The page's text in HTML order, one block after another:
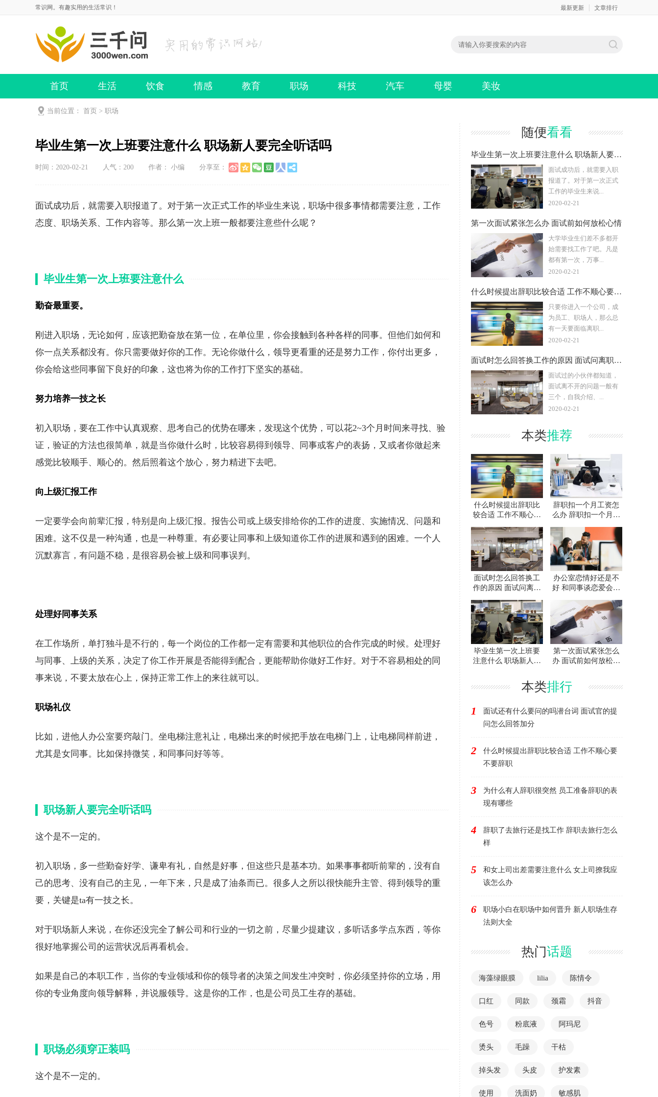
常识网。有趣实用的生活常识！ 最新更新 文章排行
首页 生活 饮食 情感 教育 职场 科技 汽车 母婴 美妆
当前位置： 首页 > 职场
毕业生第一次上班要注意什么 职场新人要完全听话吗
时间：2020-02-21 人气： 200 作者： 小编 分享至：
面试成功后，就需要入职报道了。对于第一次正式工作的毕业生来说，职场中很多事情都需要注意，工作
态度、职场关系、工作内容等。那么第一次上班一般都要注意些什么呢？
毕业生第一次上班要注意什么
勤奋最重要。
刚进入职场，无论如何，应该把勤奋放在第一位，在单位里，你会接触到各种各样的同事。但他们如何和
你一点关系都没有。你只需要做好你的工作。无论你做什么，领导更看重的还是努力工作，你付出更多，
你会给这些同事留下良好的印象，这也将为你的工作打下坚实的基础。
努力培养一技之长
初入职场，要在工作中认真观察、思考自己的优势在哪来，发现这个优势，可以花2~3个月时间来寻找、验
证，验证的方法也很简单，就是当你做什么时，比较容易得到领导、同事或客户的表扬，又或者你做起来
感觉比较顺手、顺心的。然后照着这个放心，努力精进下去吧。
向上级汇报工作
一定要学会向前辈汇报，特别是向上级汇报。报告公司或上级安排给你的工作的进度、实施情况、问题和
困难。这不仅是一种沟通，也是一种尊重。有必要让同事和上级知道你工作的进展和遇到的困难。一个人
沉默寡言，有问题不稳，是很容易会被上级和同事误判。
处理好同事关系
在工作场所，单打独斗是不行的，每一个岗位的工作都一定有需要和其他职位的合作完成的时候。处理好
与同事、上级的关系，决定了你工作开展是否能得到配合，更能帮助你做好工作好。对于不容易相处的同
事来说，不要太放在心上，保持正常工作上的来往就可以。
职场礼仪
比如，进他人办公室要窍敲门。坐电梯注意礼让，电梯出来的时候把手放在电梯门上，让电梯同样前进，
尤其是女同事。比如保持微笑，和同事问好等等。
职场新人要完全听话吗
这个是不一定的。
初入职场，多一些勤奋好学、谦卑有礼，自然是好事，但这些只是基本功。如果事事都听前辈的，没有自
己的思考、没有自己的主见，一年下来，只是成了油条而已。很多人之所以很快能升主管、得到领导的重
要，关键是ta有一技之长。
对于职场新人来说，在你还没完全了解公司和行业的一切之前，尽量少提建议，多听话多学点东西，等你
很好地掌握公司的运营状况后再看机会。
如果是自己的本职工作，当你的专业领域和你的领导者的决策之间发生冲突时，你必须坚持你的立场，用
你的专业角度向领导解释，并说服领导。这是你的工作，也是公司员工生存的基础。
职场必须穿正装吗
这个是不一定的。
随便看看
毕业生第一次上班要注意什么 职场新人要完全听话吗
面试成功后，就需要入职
报道了。对于第一次正式
工作的毕业生来说...
2020-02-21
第一次面试紧张怎么办 面试前如何放松心情
大学毕业生们差不多都开
始需要找工作了吧。凡是
都有第一次，万事...
2020-02-21
什么时候提出辞职比较合适 工作不顺心要不要辞职
只要你进入一个公司，成
为员工、职场人，那么总
有一天要面临离职...
2020-02-21
面试时怎么回答换工作的原因 面试问离职原因怎么回答
面试过的小伙伴都知道，
面试离不开的问题一般有
三个，自我介绍、...
2020-02-21
本类推荐
什么时候提出辞职比
较合适 工作不顺心要
辞职扣一个月工资怎
么办 辞职扣一个月工
面试时怎么回答换工
作的原因 面试问离职
办公室恋情好还是不
好 和同事谈恋爱会有
毕业生第一次上班要
注意什么 职场新人要
第一次面试紧张怎么
办 面试前如何放松心
本类排行
1
面试还有什么要问的吗潜台词 面试官的提
问怎么回答加分
2
什么时候提出辞职比较合适 工作不顺心要
不要辞职
3
为什么有人辞职很突然 员工准备辞职的表
现有哪些
4
辞职了去旅行还是找工作 辞职去旅行怎么
样
5
和女上司出差需要注意什么 女上司撩我应
该怎么办
6
职场小白在职场中如何晋升 新人职场生存
法则大全
热门话题
海藻绿眼膜 lilia 陈情令
口红 同款 颈霜 抖音
色号 粉底液 阿玛尼
烫头 毛躁 干枯
掉头发 头皮 护发素
使用 洗面奶 敏感肌